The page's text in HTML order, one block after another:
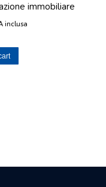
immobiliare
inclusa